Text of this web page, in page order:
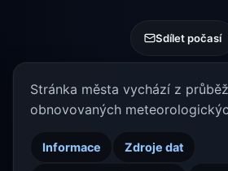
Sdílet počasí
Stránka města vychází z
obnovovaných
Informace Zdroje dat